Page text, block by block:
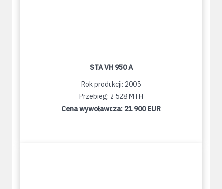
STA VH 950 A
Rok produkcji: 2005
Przebieg: 2 528 MTH
Cena wywoławcza: 21 900 EUR